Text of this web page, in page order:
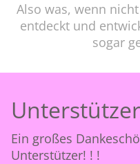
Also was, wenn
entdeckt und
sogar
Unterstützer
Ein großes
Unterstützer! ! !